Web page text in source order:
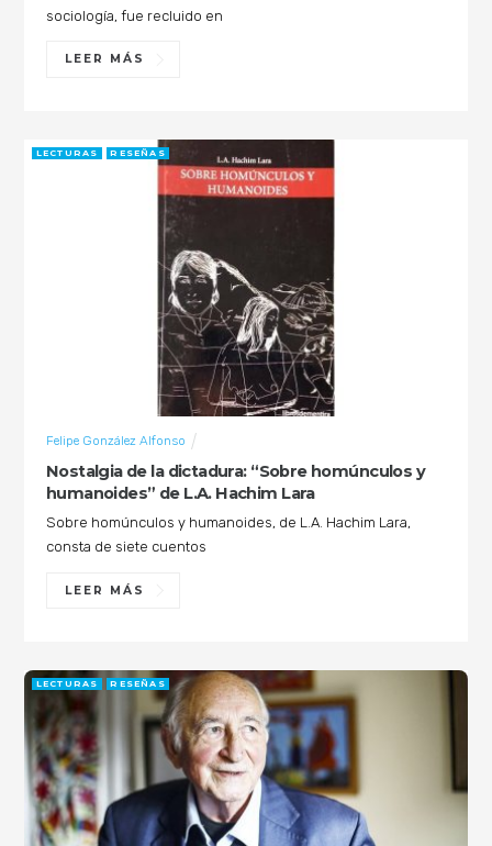
sociología, fue recluido en
LEER MÁS
Nostalgia de la dictadura: “Sobre homúnculos y
humanoides” de L.A. Hachim Lara
Felipe González Alfonso
LECTURAS RESEÑAS
Sobre homúnculos y humanoides, de L.A. Hachim Lara,
consta de siete cuentos
LEER MÁS
LECTURAS RESEÑAS